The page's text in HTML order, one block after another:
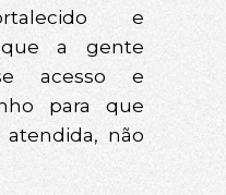
e
que a gente
acesso e
para que
atendida, não